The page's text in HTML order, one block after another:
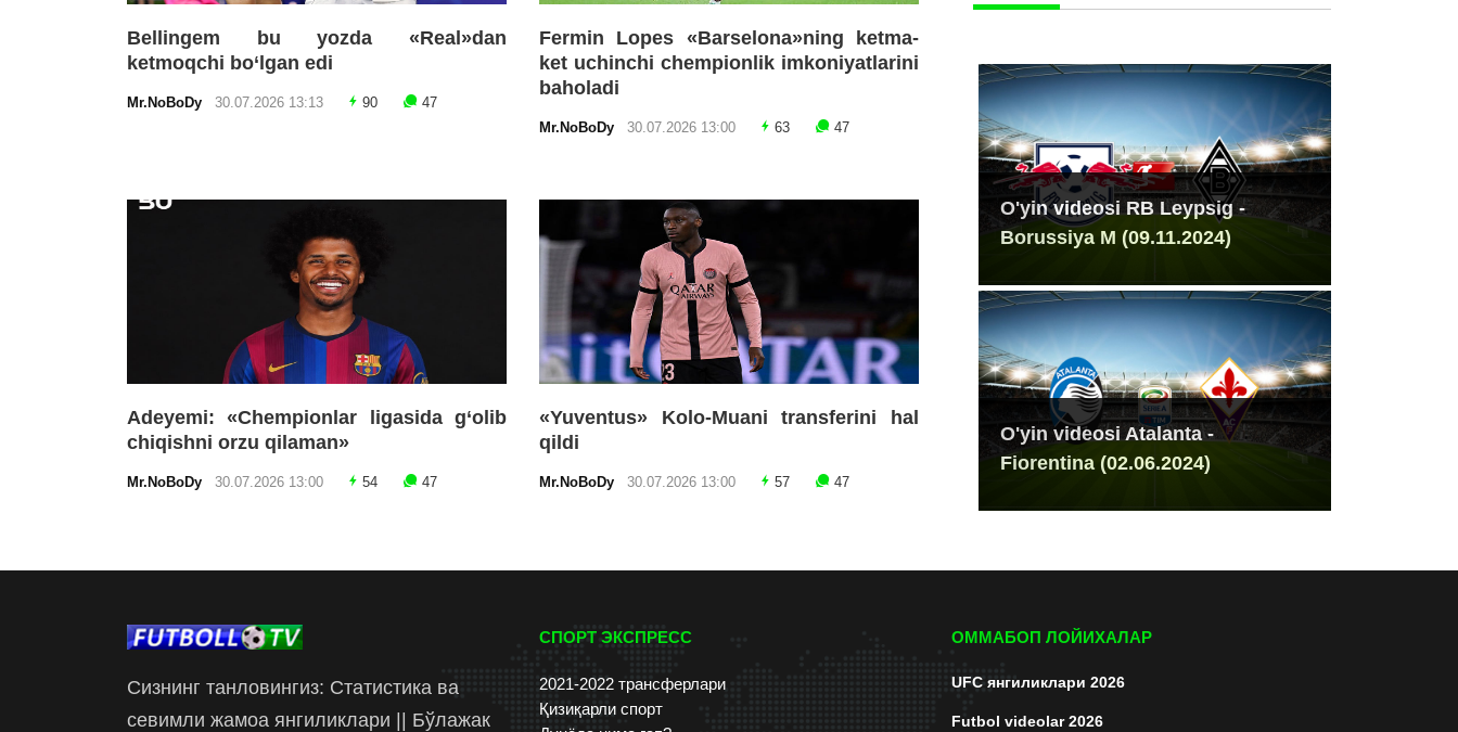
Bellingem bu yozda «Real»dan
ketmoqchi bo‘lgan edi
Mr.NoBoDy 30.07.2026 13:13 90 47
Fermin Lopes «Barselona»ning ketma-
ket uchinchi chempionlik imkoniyatlarini
baholadi
Mr.NoBoDy 30.07.2026 13:00 63 47
Adeyemi: «Chempionlar ligasida g‘olib
chiqishni orzu qilaman»
Mr.NoBoDy 30.07.2026 13:00 54 47
«Yuventus» Kolo-Muani transferini hal
qildi
Mr.NoBoDy 30.07.2026 13:00 57 47
O'yin videosi RB Leypsig -
Borussiya M (09.11.2024)
O'yin videosi Atalanta -
Fiorentina (02.06.2024)
Сизнинг танловингиз: Статистика ва
севимли жамоа янгиликлари || Бўлажак
СПОРТ ЭКСПРЕСС
2021-2022 трансферлари
Қизиқарли спорт
ОММАБОП ЛОЙИХАЛАР
UFC янгиликлари 2026
Futbol videolar 2026